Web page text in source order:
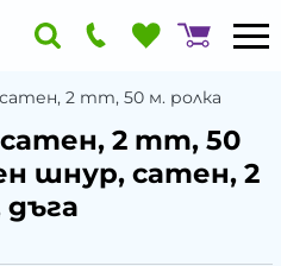
2 mm, 50 м. ролка
2 mm, 50
шнур, сатен, 2
дъга